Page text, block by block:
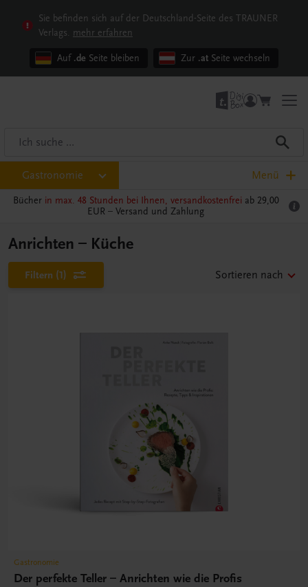
Sie befinden sich auf der Deutschland-Seite des TRAUNER
Verlags. mehr erfahren
Auf .de Seite bleiben Zur .at Seite wechseln
Gastronomie Menü
Bücher in max. 48 Stunden bei Ihnen, versandkostenfrei ab 29,00
EUR – Versand und Zahlung
Anrichten – Küche
Filtern (1) Sortieren nach
Gastronomie
Der perfekte Teller – Anrichten wie die Profis